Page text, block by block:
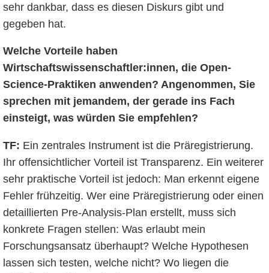
sehr dankbar, dass es diesen Diskurs gibt und
gegeben hat.
Welche Vorteile haben
Wirtschaftswissenschaftler:innen, die Open-
Science-Praktiken anwenden? Angenommen, Sie
sprechen mit jemandem, der gerade ins Fach
einsteigt, was würden Sie empfehlen?
TF: Ein zentrales Instrument ist die Präregistrierung.
Ihr offensichtlicher Vorteil ist Transparenz. Ein weiterer
sehr praktische Vorteil ist jedoch: Man erkennt eigene
Fehler frühzeitig. Wer eine Präregistrierung oder einen
detaillierten Pre-Analysis-Plan erstellt, muss sich
konkrete Fragen stellen: Was erlaubt mein
Forschungsansatz überhaupt? Welche Hypothesen
lassen sich testen, welche nicht? Wo liegen die